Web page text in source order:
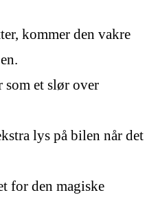
kommer den vakre
som et slør over
lys på bilen når det
for den magiske